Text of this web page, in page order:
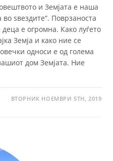
и Земјата е наша
ѕвездите“. Поврзаноста
е огромна. Како луѓето
Земја и како ние се
односи е од голема
дом Земјата. Ние
ВТОРНИК НОЕМВРИ 5TH, 2019